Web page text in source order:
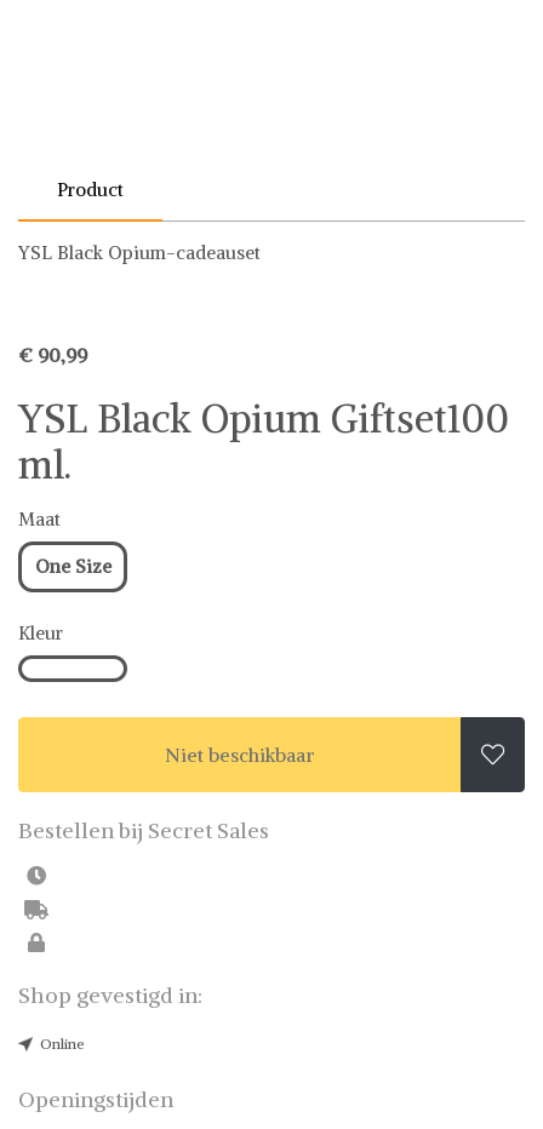
Product
YSL Black Opium-cadeauset
€ 90,99
YSL Black Opium Giftset100
ml.
Maat
One Size
Kleur
Niet beschikbaar 
Bestellen bij Secret Sales
Shop gevestigd in:
Online
Openingstijden